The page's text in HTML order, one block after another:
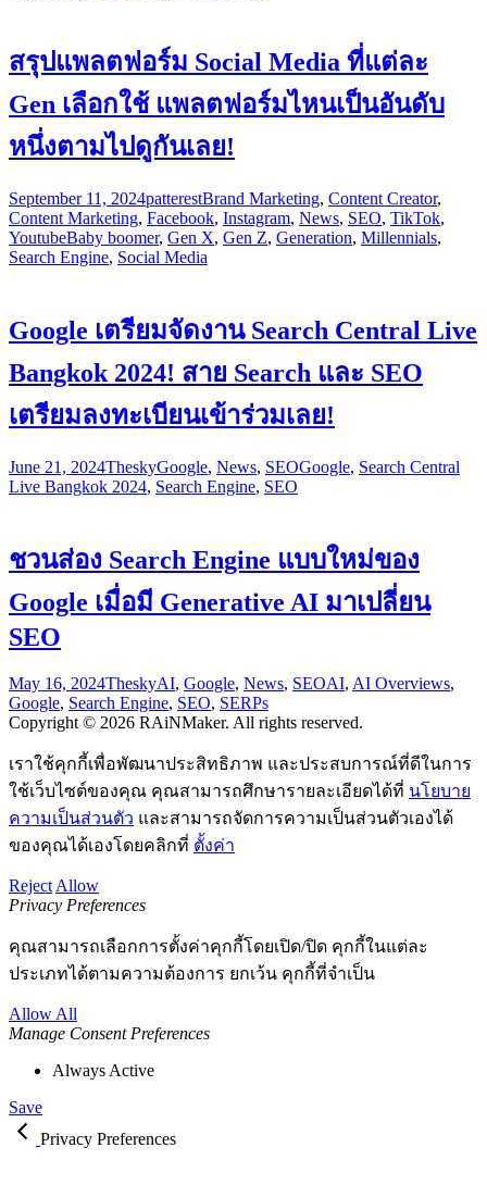
สรุปแพลตฟอร์ม Social Media ที่แต่ละ
Gen เลือกใช้ แพลตฟอร์มไหนเป็นอันดับ
หนึ่งตามไปดูกันเลย!
September 11, 2024patterestBrand Marketing, Content Creator,
Content Marketing, Facebook, Instagram, News, SEO, TikTok,
YoutubeBaby boomer, Gen X, Gen Z, Generation, Millennials,
Search Engine, Social Media
Google เตรียมจัดงาน Search Central Live
Bangkok 2024! สาย Search และ SEO
เตรียมลงทะเบียนเข้าร่วมเลย!
June 21, 2024TheskyGoogle, News, SEOGoogle, Search Central
Live Bangkok 2024, Search Engine, SEO
ชวนส่อง Search Engine แบบใหม่ของ
Google เมื่อมี Generative AI มาเปลี่ยน
SEO
May 16, 2024TheskyAI, Google, News, SEOAI, AI Overviews,
Google, Search Engine, SEO, SERPs
Copyright © 2026 RAiNMaker. All rights reserved.
เราใช้คุกกี้เพื่อพัฒนาประสิทธิภาพ และประสบการณ์ที่ดีในการ
ใช้เว็บไซต์ของคุณ คุณสามารถศึกษารายละเอียดได้ที่ นโยบาย
ความเป็นส่วนตัว และสามารถจัดการความเป็นส่วนตัวเองได้
ของคุณได้เองโดยคลิกที่ ตั้งค่า
Reject Allow
Privacy Preferences
คุณสามารถเลือกการตั้งค่าคุกกี้โดยเปิด/ปิด คุกกี้ในแต่ละ
ประเภทได้ตามความต้องการ ยกเว้น คุกกี้ที่จำเป็น
Allow All
Manage Consent Preferences
Always Active
Save
Privacy Preferences